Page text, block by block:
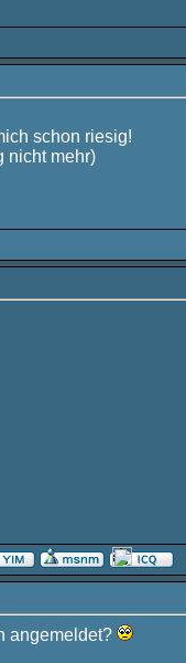
schon riesig!
nicht mehr)
angemeldet?